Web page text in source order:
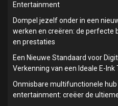
Entertainment
Dompel jezelf onder in een
werken en creëren: de perfecte
en prestaties
Een Nieuwe Standaard voor
Verkenning van een Ideale E-Ink
Onmisbare multifunctionele
entertainment: creëer de